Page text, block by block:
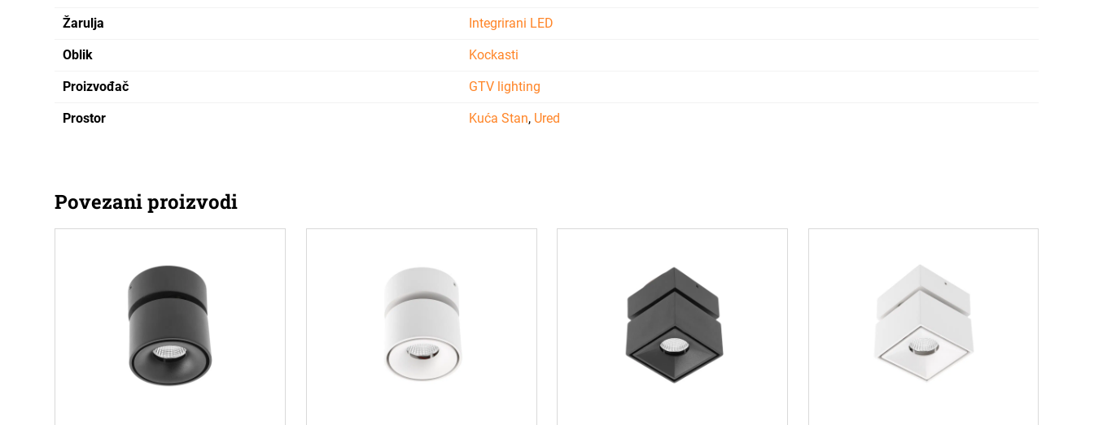
Žarulja Integrirani LED
Oblik Kockasti
Proizvođač GTV lighting
Prostor Kuća Stan, Ured
Povezani proizvodi